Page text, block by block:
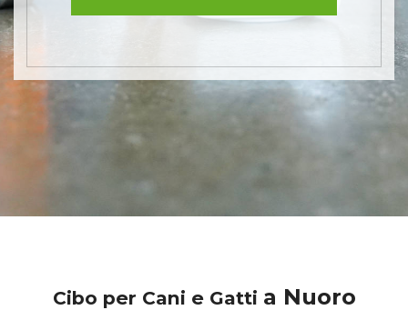
Cibo per Cani e Gatti a Nuoro